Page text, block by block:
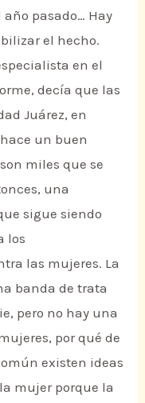
pasado… Hay
el hecho.
en el
decía que las
Juárez, en
un buen
miles que se
una
sigue siendo
los
las mujeres. La
banda de trata
pero no hay una
por qué de
existen ideas
mujer porque la